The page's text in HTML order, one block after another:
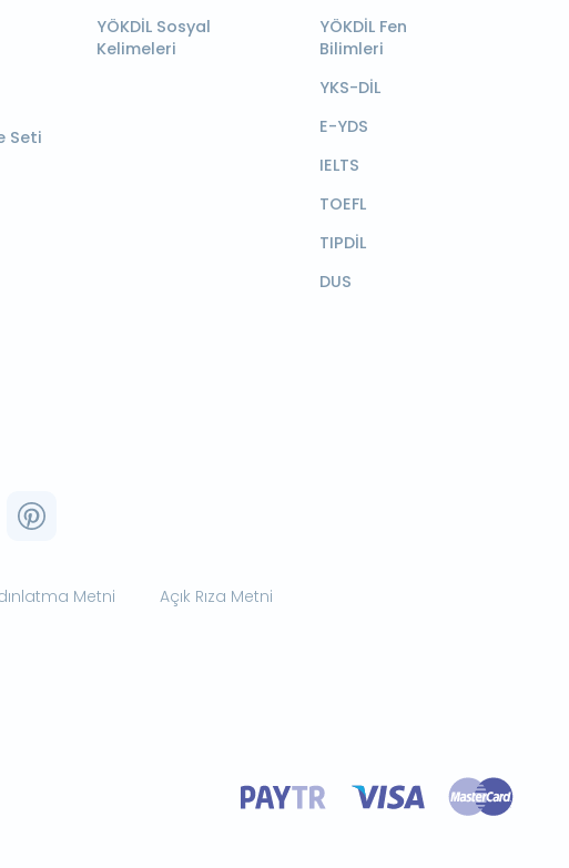
Seti
YÖKDİL Sosyal
Kelimeleri
YÖKDİL Fen
Bilimleri
YKS-DİL
E-YDS
IELTS
TOEFL
TIPDİL
DUS
Metni Açık Rıza Metni